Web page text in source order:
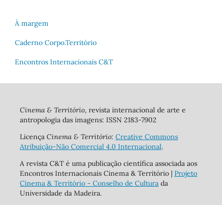
À margem
Caderno Corpo.Território
Encontros Internacionais C&T
Cinema & Território, revista internacional de arte e
antropologia das imagens: ISSN 2183-7902
Licença Cinema & Território: Creative Commons
Atribuição-Não Comercial 4.0 Internacional.
A revista C&T é uma publicação científica associada aos
Encontros Internacionais Cinema & Território | Projeto
Cinema & Território - Conselho de Cultura da
Universidade da Madeira.